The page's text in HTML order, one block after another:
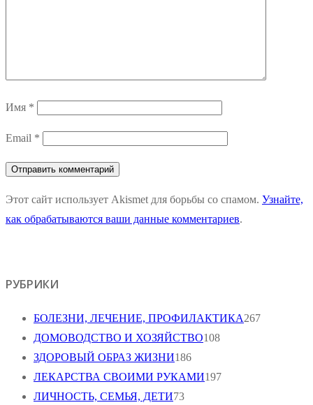
Имя *
Email *
Этот сайт использует Akismet для борьбы со спамом. Узнайте,
как обрабатываются ваши данные комментариев.
РУБРИКИ
БОЛЕЗНИ, ЛЕЧЕНИЕ, ПРОФИЛАКТИКА267
ДОМОВОДСТВО И ХОЗЯЙСТВО108
ЗДОРОВЫЙ ОБРАЗ ЖИЗНИ186
ЛЕКАРСТВА СВОИМИ РУКАМИ197
ЛИЧНОСТЬ, СЕМЬЯ, ДЕТИ73